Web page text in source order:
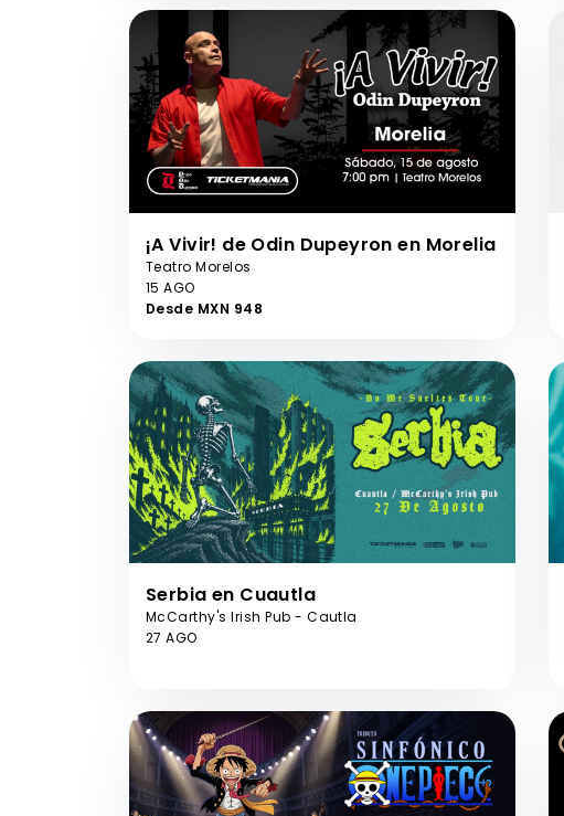
¡A Vivir! de Odin Dupeyron en Morelia
Teatro Morelos
15 AGO
Desde MXN 948
Serbia en Cuautla
McCarthy's Irish Pub - Cautla
27 AGO